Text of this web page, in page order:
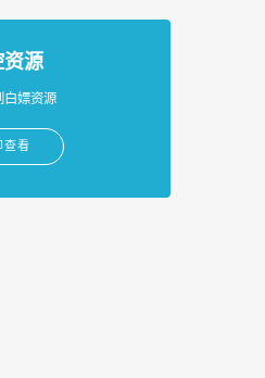
资源
白嫖资源
查看